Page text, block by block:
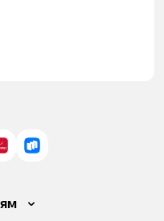
Play
AppGallery
RuStore